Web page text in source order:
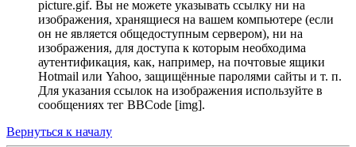
picture.gif. Вы не можете указывать ссылку ни на
изображения, хранящиеся на вашем компьютере (если
он не является общедоступным сервером), ни на
изображения, для доступа к которым необходима
аутентификация, как, например, на почтовые ящики
Hotmail или Yahoo, защищённые паролями сайты и т. п.
Для указания ссылок на изображения используйте в
сообщениях тег BBCode [img].
Вернуться к началу